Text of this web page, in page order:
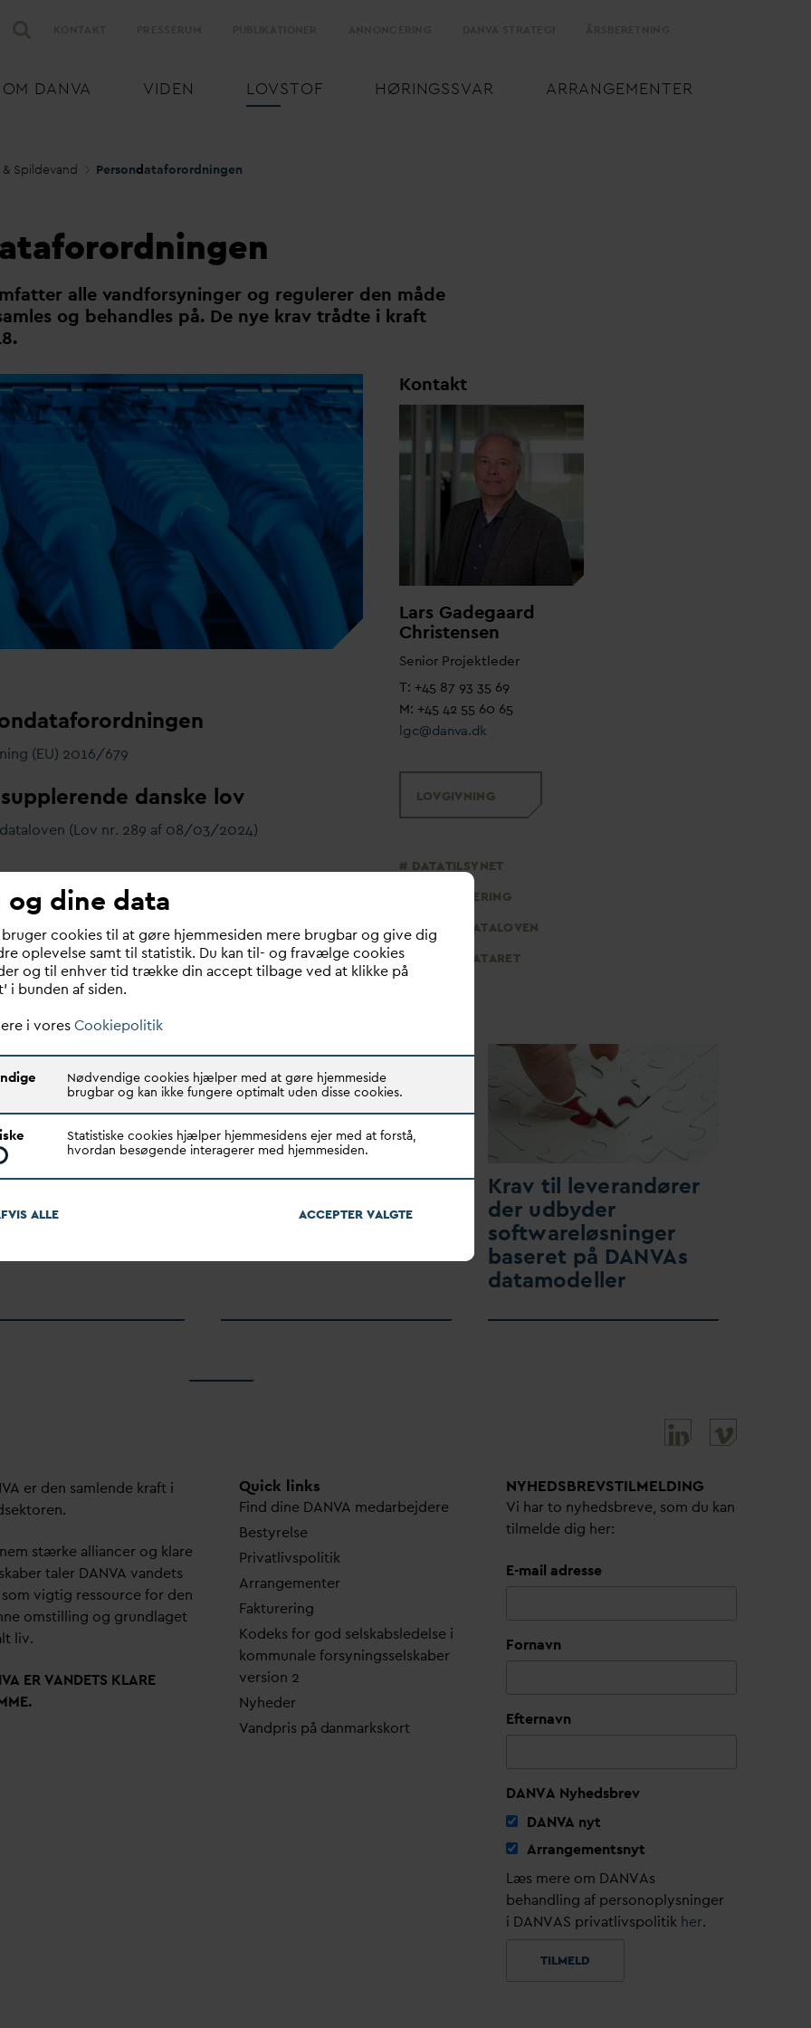
OM DANVA VIDEN LOVSTOF HØRINGSSVAR ARRANGEMENTER
Spildevand Persondataforordningen
alle vandforsyninger og regulerer den måde
og behandles på. De nye krav trådte i kraft
(EU) 2016/679
danske lov
dataloven (Lov nr. 289 af 08/03/2024)
Kontakt
Lars Gadegaard
Christensen
Senior Projektleder
T: +45 87 93 35 69
M: +45 42 55 60 65
lgc@danva.dk
LOVGIVNING
DATATILSYNET
DIGITALISERING
PERSON
ATALOVEN
ATARET
i
og skønnet
Krav til
understøttelse af
Danvand 2.1.2 og
Dandas 3.1.2 med
tilhørende moduler
Krav til leverandører
der udbyder
softwareløsninger
baseret på DANVAs
datamodeller
VA er den samlende kraft i
stærke alliancer og klare
taler DANVA vandets
som vigtig ressource for den
omstilling og grundlaget
liv.
VA ERVANDETS KLARE
Quick links
Find dine DANVA medarbejdere
Bestyrelse
Privatlivspolitik
Arrangementer
Fakturering
Kodeks for god selskabsledelse i
kommunale forsyningsselskaber
version 2
Nyheder
Vandpris på danmarkskort
NYHEDSBREVS­TILMELDING
Vi har to nyhedsbreve, som du kan
tilmelde dig her:
E-mail adresse
Fornavn
Efternavn
DANVA Nyhedsbrev
DANVA nyt
Arrangementsnyt
Læs mere om DANVAs
behandling af personoplysninger
i DANVAS privatlivspolitik her.
og dine data
bruger cookies til at gøre hjemmesiden mere brugbar og give dig
oplevelse samt til statistik. Du kan til- og fravælge cookies
og til enhver tid trække din accept tilbage ved at klikke på
i bunden af siden.
i voresCookiepolitik
Nødvendige cookies hjælper med at gøre hjemmeside
brugbar og kan ikke fungere optimalt uden disse cookies.
Statistiske cookies hjælper hjemmesidens ejer med at forstå,
hvordan besøgende interagerer med hjemmesiden.
ALLE ACCEPTERVALGTE